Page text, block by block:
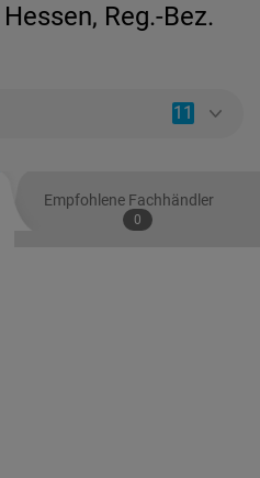
Reg.-Bez.
11
Empfohlene Fachhändler
0